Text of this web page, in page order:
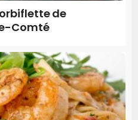
de
Comté